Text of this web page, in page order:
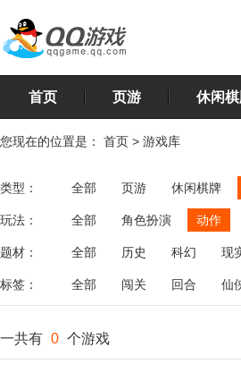
首页 页游 休闲
您现在的位置是： 首页 > 游戏库
类型： 全部 页游 休闲棋牌
玩法： 全部 角色扮演 动作
飞行
恋爱 第三人称射
题材： 全部 历史 科幻 现
标签： 全部 闯关 回合 仙
一共有 0 个游戏